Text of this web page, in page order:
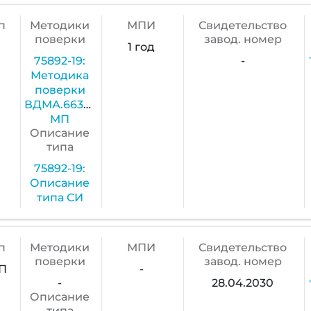
Методики
поверки
75892-19:
Методика
поверки
ВДМА.663500.186
МП
Описание
типа
75892-19:
Описание
типа СИ
МПИ
1 год
Cвидетельство
завод. номер
-
Методики
поверки
-
Описание
МПИ
-
Cвидетельство
завод. номер
28.04.2030